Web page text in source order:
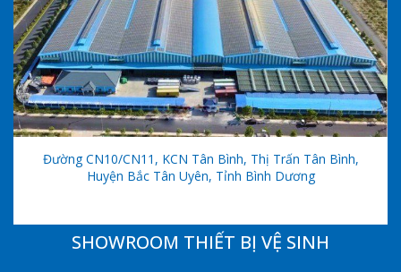
Đường CN10/CN11, KCN Tân Bình, Thị Trấn Tân Bình,
Huyện Bắc Tân Uyên, Tỉnh Bình Dương
SHOWROOM THIẾT BỊ VỆ SINH